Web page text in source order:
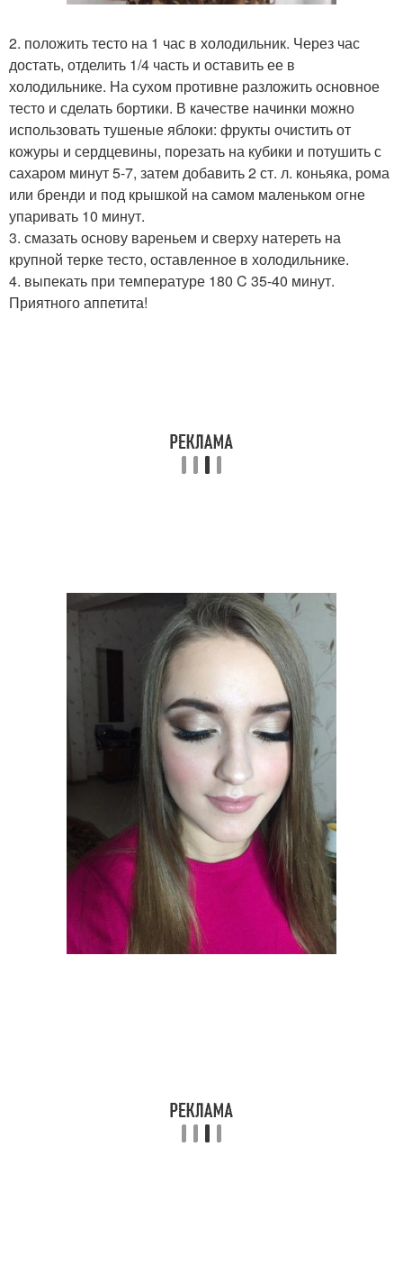
2. положить тесто на 1 час в холодильник. Через час
достать, отделить 1/4 часть и оставить ее в
холодильнике. На сухом противне разложить основное
тесто и сделать бортики. В качестве начинки можно
использовать тушеные яблоки: фрукты очистить от
кожуры и сердцевины, порезать на кубики и потушить с
сахаром минут 5-7, затем добавить 2 ст. л. коньяка, рома
или бренди и под крышкой на самом маленьком огне
упаривать 10 минут.
3. смазать основу вареньем и сверху натереть на
крупной терке тесто, оставленное в холодильнике.
4. выпекать при температуре 180 C 35-40 минут.
Приятного аппетита!